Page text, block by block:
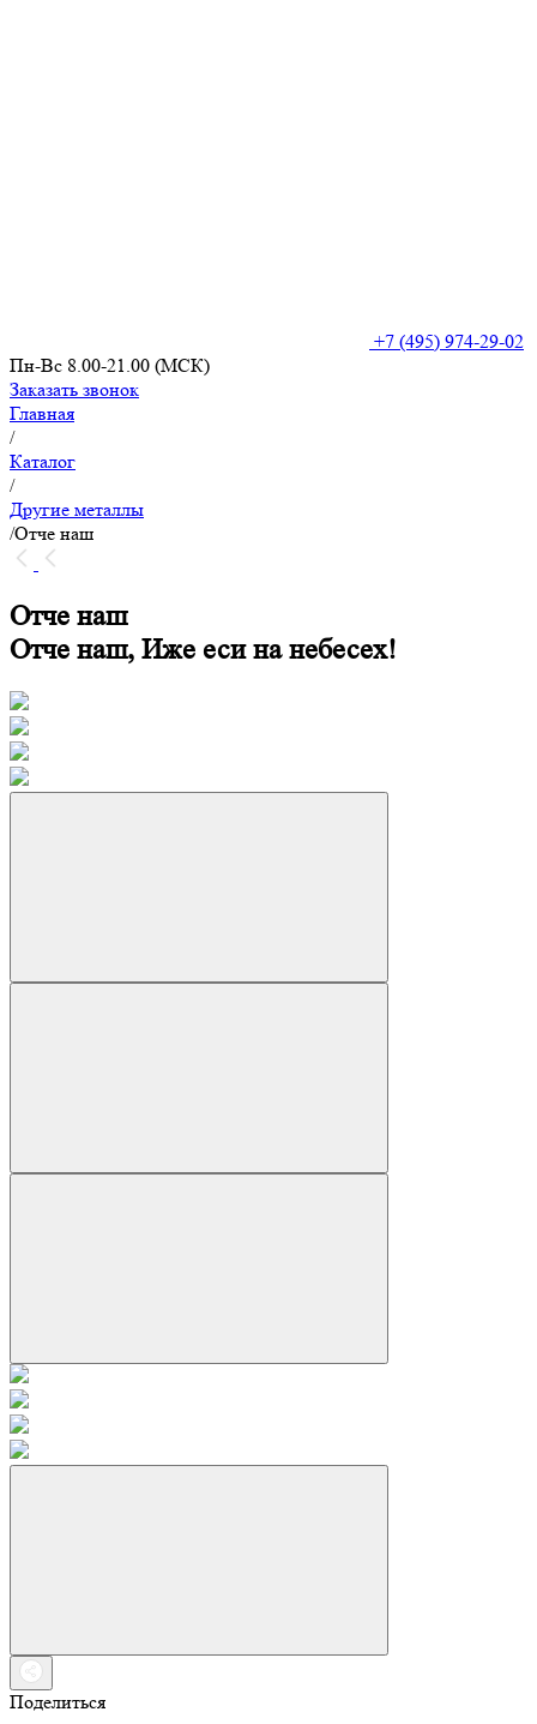
+7 (495) 974-29-02
Пн-Вс 8.00-21.00 (МСК)
Заказать звонок
Главная
/
Каталог
/
Другие металлы
/Отче наш
Отче наш
Отче наш, Иже еси на небесех!
Поделиться